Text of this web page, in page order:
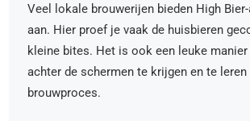
Veel lokale brouwerijen bieden High
aan. Hier proef je vaak de huisbieren
kleine bites. Het is ook een leuke
achter de schermen te krijgen en te leren
brouwproces.